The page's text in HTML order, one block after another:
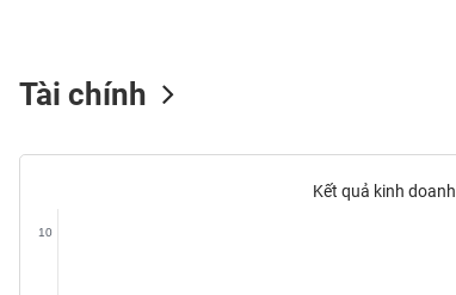
Tài chính
Kết quả kinh doanh
10
XUẤT
LIỆU
TIN